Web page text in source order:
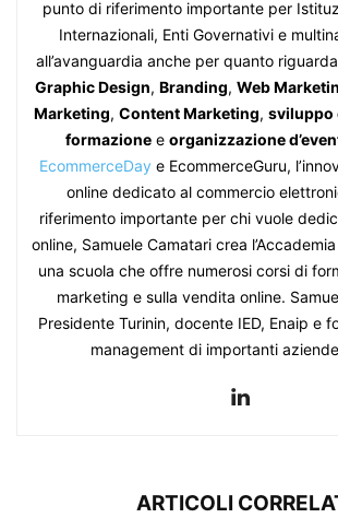
punto di riferimento importante per
Internazionali, Enti Governativi e
all’avanguardia anche per quanto
Graphic Design, Branding, Web
Marketing, Content Marketing, sviluppo
formazione e organizzazione
EcommerceDay e EcommerceGuru,
online dedicato al commercio
riferimento importante per chi vuole
online, Samuele Camatari crea
una scuola che offre numerosi corsi di
marketing e sulla vendita online.
Presidente Turinin, docente IED, Enaip e
management di importanti
ARTICOLI